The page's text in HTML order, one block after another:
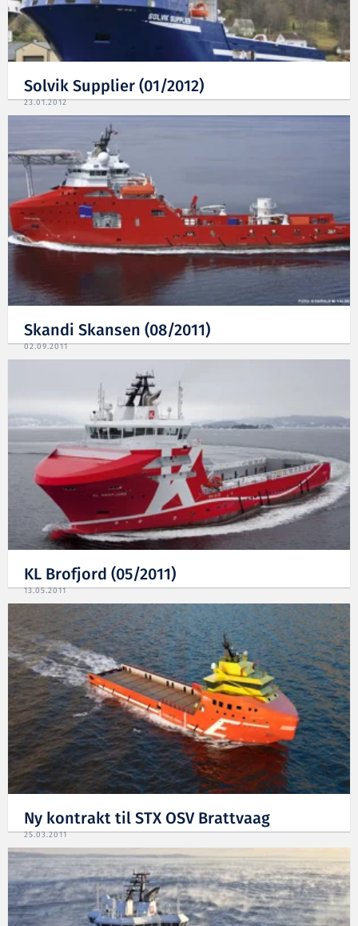
Solvik Supplier (01/2012)
23.01.2012
Skandi Skansen (08/2011)
02.09.2011
KL Brofjord (05/2011)
13.05.2011
Ny kontrakt til STX OSV Brattvaag
25.03.2011